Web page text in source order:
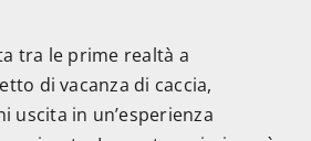
tra le prime realtà a
di vacanza di caccia,
uscita in un’esperienza